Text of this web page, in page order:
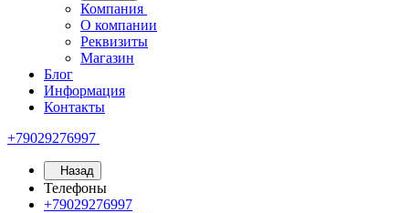
Компания
О компании
Реквизиты
Магазин
Блог
Информация
Контакты
+79029276997
Назад
Телефоны
+79029276997